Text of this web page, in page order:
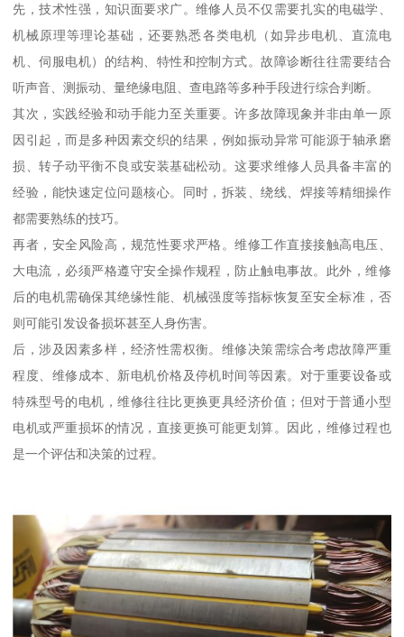
先，技术性强，知识面要求广。维修人员不仅需要扎实的电磁学、
机械原理等理论基础，还要熟悉各类电机（如异步电机、直流电
机、伺服电机）的结构、特性和控制方式。故障诊断往往需要结合
听声音、测振动、量绝缘电阻、查电路等多种手段进行综合判断。
其次，实践经验和动手能力至关重要。许多故障现象并非由单一原
因引起，而是多种因素交织的结果，例如振动异常可能源于轴承磨
损、转子动平衡不良或安装基础松动。这要求维修人员具备丰富的
经验，能快速定位问题核心。同时，拆装、绕线、焊接等精细操作
都需要熟练的技巧。
再者，安全风险高，规范性要求严格。维修工作直接接触高电压、
大电流，必须严格遵守安全操作规程，防止触电事故。此外，维修
后的电机需确保其绝缘性能、机械强度等指标恢复至安全标准，否
则可能引发设备损坏甚至人身伤害。
后，涉及因素多样，经济性需权衡。维修决策需综合考虑故障严重
程度、维修成本、新电机价格及停机时间等因素。对于重要设备或
特殊型号的电机，维修往往比更换更具经济价值；但对于普通小型
电机或严重损坏的情况，直接更换可能更划算。因此，维修过程也
是一个评估和决策的过程。